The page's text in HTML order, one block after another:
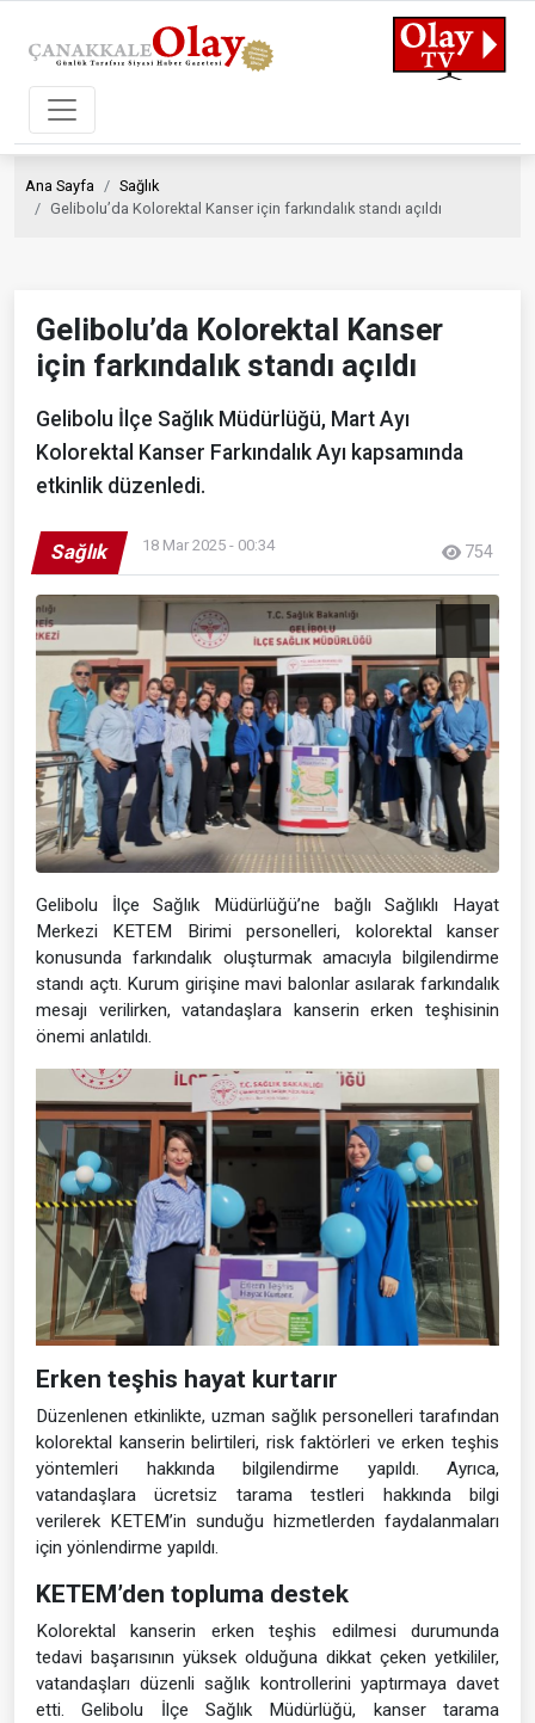
Ana Sayfa
Sağlık
Gelibolu’da Kolorektal Kanser için farkındalık standı açıldı
Gelibolu’da Kolorektal Kanser
için farkındalık standı açıldı
Gelibolu İlçe Sağlık Müdürlüğü, Mart Ayı
Kolorektal Kanser Farkındalık Ayı kapsamında
etkinlik düzenledi.
Sağlık 18 Mar 2025 - 00:34 754
Gelibolu İlçe Sağlık Müdürlüğü’ne bağlı Sağlıklı Hayat
Merkezi KETEM Birimi personelleri, kolorektal kanser
konusunda farkındalık oluşturmak amacıyla bilgilendirme
standı açtı. Kurum girişine mavi balonlar asılarak farkındalık
mesajı verilirken, vatandaşlara kanserin erken teşhisinin
önemi anlatıldı.
Erken teşhis hayat kurtarır
Düzenlenen etkinlikte, uzman sağlık personelleri tarafından
kolorektal kanserin belirtileri, risk faktörleri ve erken teşhis
yöntemleri hakkında bilgilendirme yapıldı. Ayrıca,
vatandaşlara ücretsiz tarama testleri hakkında bilgi
verilerek KETEM’in sunduğu hizmetlerden faydalanmaları
için yönlendirme yapıldı.
KETEM’den topluma destek
Kolorektal kanserin erken teşhis edilmesi durumunda
tedavi başarısının yüksek olduğuna dikkat çeken yetkililer,
vatandaşları düzenli sağlık kontrollerini yaptırmaya davet
etti. Gelibolu İlçe Sağlık Müdürlüğü, kanser tarama